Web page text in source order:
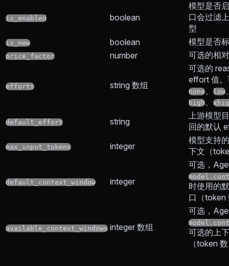
is_enabled boolean
模型是否
口会过滤
型
is_new boolean 模型是否
price_factor number 可选的相
efforts string 数组
可选的
effort 值
none、 low
high、
default_effort string
上游模型
回的默认
max_input_tokens integer
模型支持
下文（
default_context_window integer
可选，
时使用的
口（token
available_context_windows integer 数组
可选，
可选的上
（token